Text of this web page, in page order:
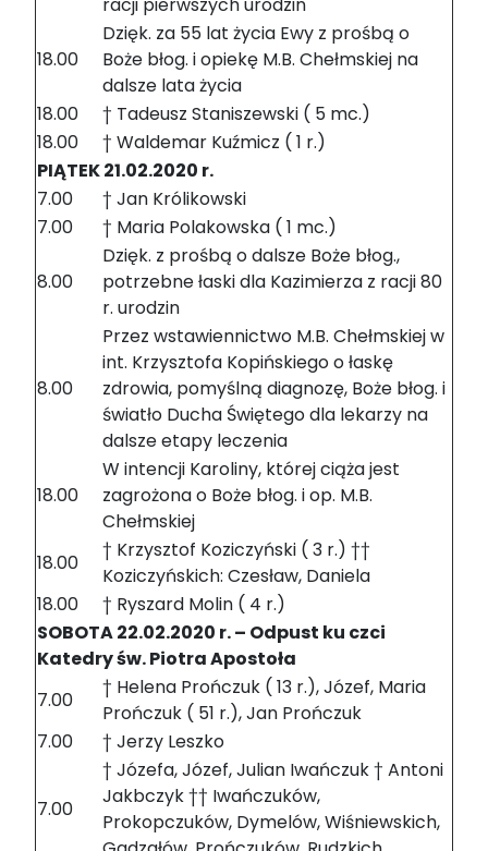
racji pierwszych urodzin
18.00
Dzięk. za 55 lat życia Ewy z prośbą o
Boże błog. i opiekę M.B. Chełmskiej na
dalsze lata życia
18.00
† Tadeusz Staniszewski ( 5 mc.)
18.00
† Waldemar Kuźmicz ( 1 r.)
PIĄTEK 21.02.2020 r.
7.00
† Jan Królikowski
7.00
† Maria Polakowska ( 1 mc.)
8.00
Dzięk. z prośbą o dalsze Boże błog.,
potrzebne łaski dla Kazimierza z racji 80
r. urodzin
8.00
Przez wstawiennictwo M.B. Chełmskiej w
int. Krzysztofa Kopińskiego o łaskę
zdrowia, pomyślną diagnozę, Boże błog. i
światło Ducha Świętego dla lekarzy na
dalsze etapy leczenia
18.00
W intencji Karoliny, której ciąża jest
zagrożona o Boże błog. i op. M.B.
Chełmskiej
18.00
† Krzysztof Koziczyński ( 3 r.) ††
Koziczyńskich: Czesław, Daniela
18.00
† Ryszard Molin ( 4 r.)
SOBOTA 22.02.2020 r. – Odpust ku czci
Katedry św. Piotra Apostoła
7.00
† Helena Prończuk ( 13 r.), Józef, Maria
Prończuk ( 51 r.), Jan Prończuk
7.00
† Jerzy Leszko
7.00
† Józefa, Józef, Julian Iwańczuk † Antoni
Jakbczyk †† Iwańczuków,
Prokopczuków, Dymelów, Wiśniewskich,